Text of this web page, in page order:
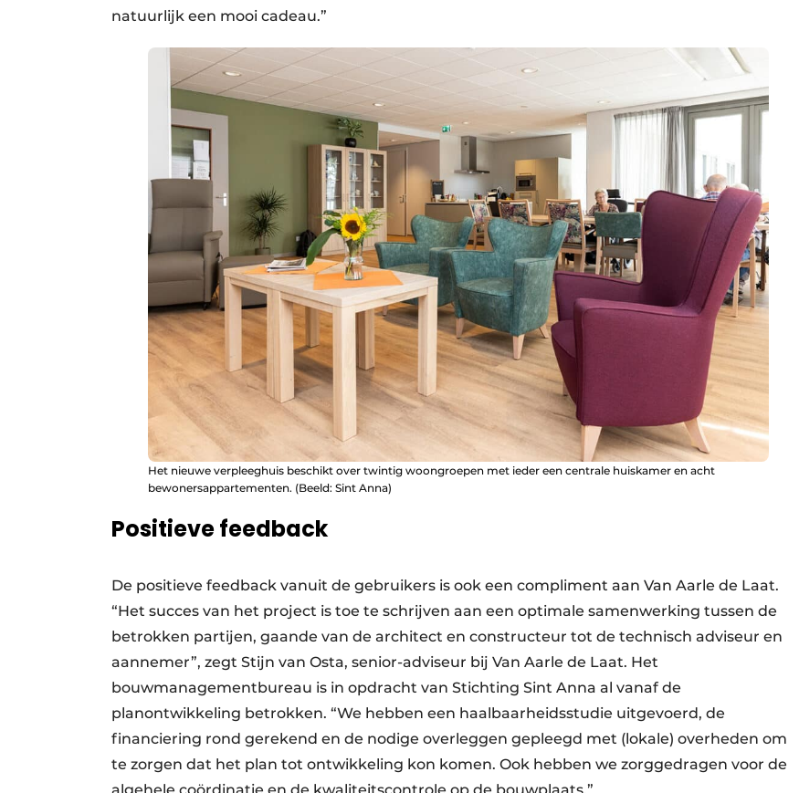
natuurlijk een mooi cadeau.”
Het nieuwe verpleeghuis beschikt over twintig woongroepen met ieder een centrale huiskamer en acht
bewonersappartementen. (Beeld: Sint Anna)
Positieve feedback
De positieve feedback vanuit de gebruikers is ook een compliment aan Van Aarle de Laat.
“Het succes van het project is toe te schrijven aan een optimale samenwerking tussen de
betrokken partijen, gaande van de architect en constructeur tot de technisch adviseur en
aannemer”, zegt Stijn van Osta, senior-adviseur bij Van Aarle de Laat. Het
bouwmanagementbureau is in opdracht van Stichting Sint Anna al vanaf de
planontwikkeling betrokken. “We hebben een haalbaarheidsstudie uitgevoerd, de
financiering rond gerekend en de nodige overleggen gepleegd met (lokale) overheden om
te zorgen dat het plan tot ontwikkeling kon komen. Ook hebben we zorggedragen voor de
algehele coördinatie en de kwaliteitscontrole op de bouwplaats.”